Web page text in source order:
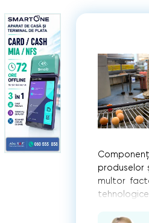
produselor
multor